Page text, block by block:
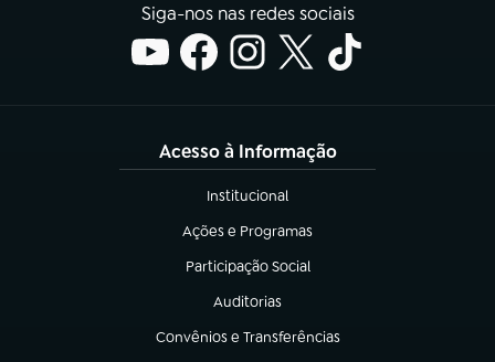
Siga-nos nas redes sociais
Acesso à Informação
Institucional
(abre em nova aba)
Ações e Programas
(abre em nova aba)
Participação Social
(abre em nova aba)
Auditorias
(abre em nova aba)
Convênios e Transferências
(abre em nova aba)